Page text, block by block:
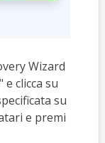
Wizard
clicca su
su
e premi